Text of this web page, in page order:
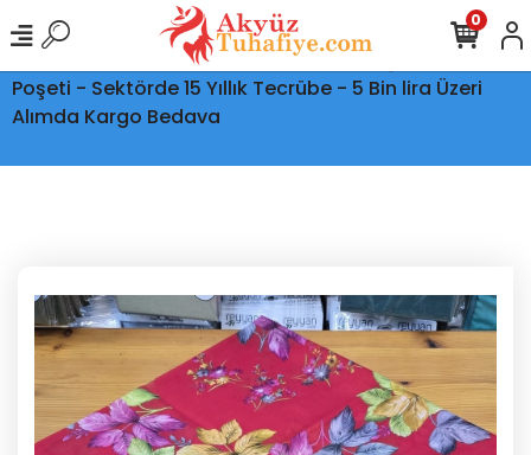
Ptt Kargo İle Tüm Türkiye'ye Teslimat - Şeffaf Kargo
Poşeti - Sektörde 15 Yıllık Tecrübe - 5 Bin lira Üzeri
Alımda Kargo Bedava
0